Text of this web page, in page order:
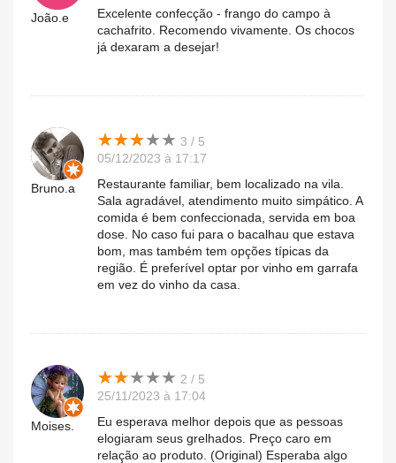
João.e
Excelente confecção - frango do campo à
cachafrito. Recomendo vivamente. Os chocos
já dexaram a desejar!
Bruno.a
★★★★★
★★★★★ 3 / 5
05/12/2023 à 17:17
Restaurante familiar, bem localizado na vila.
Sala agradável, atendimento muito simpático. A
comida é bem confeccionada, servida em boa
dose. No caso fui para o bacalhau que estava
bom, mas também tem opções típicas da
região. É preferível optar por vinho em garrafa
em vez do vinho da casa.
Moises.
★★★★★
★★★★★ 2 / 5
25/11/2023 à 17:04
Eu esperava melhor depois que as pessoas
elogiaram seus grelhados. Preço caro em
relação ao produto. (Original) Esperaba algo